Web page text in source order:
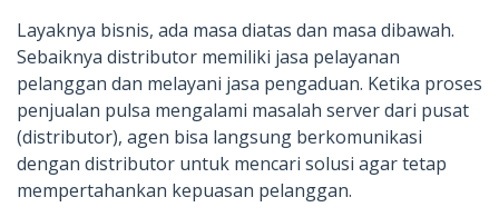
Layaknya bisnis, ada masa diatas dan masa dibawah.
Sebaiknya distributor memiliki jasa pelayanan
pelanggan dan melayani jasa pengaduan. Ketika proses
penjualan pulsa mengalami masalah server dari pusat
(distributor), agen bisa langsung berkomunikasi
dengan distributor untuk mencari solusi agar tetap
mempertahankan kepuasan pelanggan.